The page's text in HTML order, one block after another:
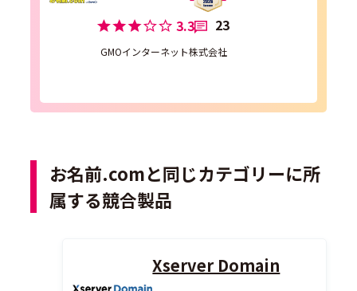
3.3 23
GMOインターネット株式会社
お名前.comと同じカテゴリーに所
属する競合製品
Xserver Domain